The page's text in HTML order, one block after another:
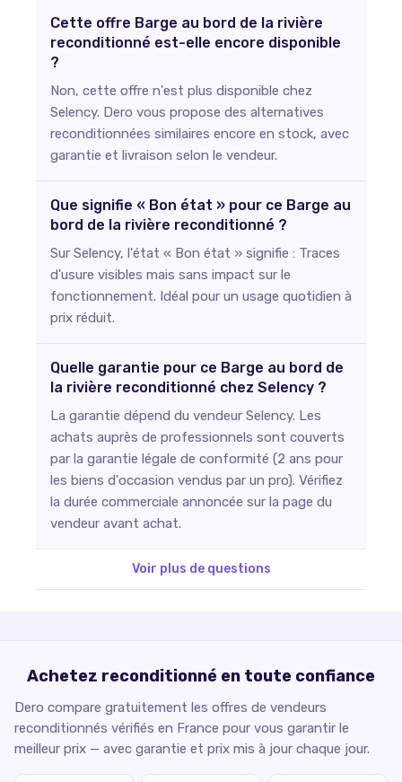
Cette offre Barge au bord de la rivière
reconditionné est-elle encore disponible
?
Non, cette offre n'est plus disponible chez
Selency. Dero vous propose des alternatives
reconditionnées similaires encore en stock, avec
garantie et livraison selon le vendeur.
Que signifie « Bon état » pour ce Barge au
bord de la rivière reconditionné ?
Sur Selency, l'état « Bon état » signifie : Traces
d'usure visibles mais sans impact sur le
fonctionnement. Idéal pour un usage quotidien à
prix réduit.
Quelle garantie pour ce Barge au bord de
la rivière reconditionné chez Selency ?
La garantie dépend du vendeur Selency. Les
achats auprès de professionnels sont couverts
par la garantie légale de conformité (2 ans pour
les biens d'occasion vendus par un pro). Vérifiez
la durée commerciale annoncée sur la page du
vendeur avant achat.
Voir plus de questions
Achetez reconditionné en toute confiance
Dero compare gratuitement les offres de vendeurs
reconditionnés vérifiés en France pour vous garantir le
meilleur prix — avec garantie et prix mis à jour chaque jour.